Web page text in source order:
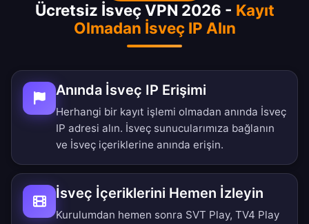
Ücretsiz İsveç VPN 2026 - Kayıt
Olmadan İsveç IP Alın
Anında İsveç IP Erişimi
Herhangi bir kayıt işlemi olmadan anında İsveç
IP adresi alın. İsveç sunucularımıza bağlanın
ve İsveç içeriklerine anında erişin.
İsveç İçeriklerini Hemen İzleyin
Kurulumdan hemen sonra SVT Play, TV4 Play